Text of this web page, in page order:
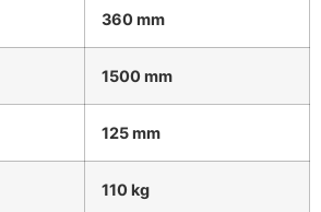
360 mm
1500 mm
125 mm
110 kg